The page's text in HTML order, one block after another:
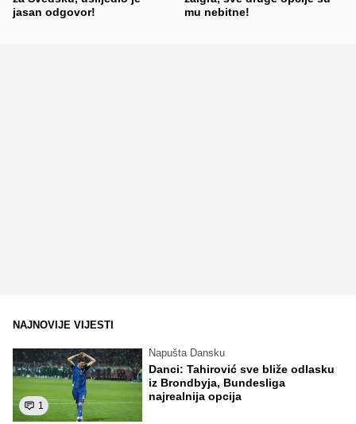
jasan odgovor!
mu nebitne!
NAJNOVIJE VIJESTI
1
Napušta Dansku
Danci: Tahirović sve bliže odlasku
iz Brondbyja, Bundesliga
najrealnija opcija